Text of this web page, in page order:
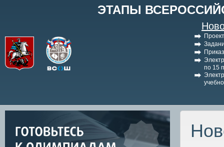
ЭТАПЫ
по 15